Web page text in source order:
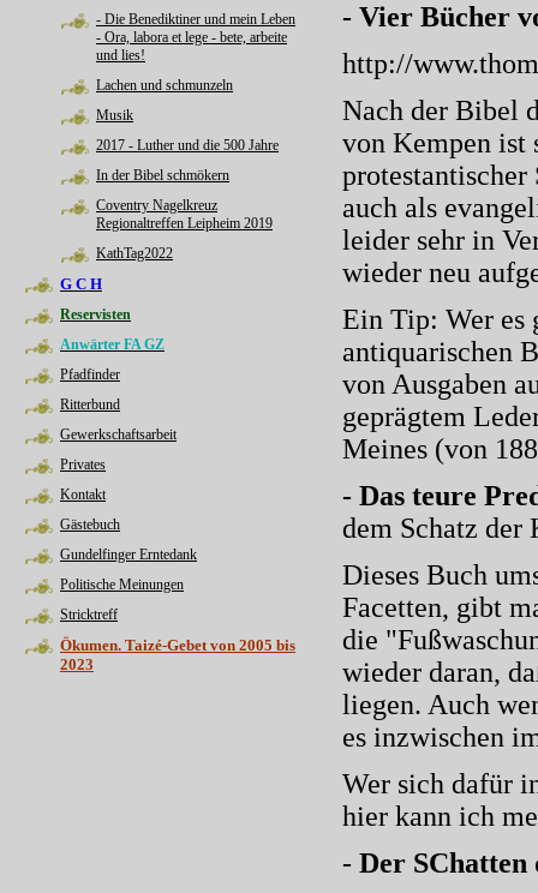
- Die Benediktiner und mein Leben
- Ora, labora et lege - bete, arbeite
und lies!
Lachen und schmunzeln
Musik
2017 - Luther und die 500 Jahre
In der Bibel schmökern
Coventry Nagelkreuz
Regionaltreffen Leipheim 2019
KathTag2022
G C H
Reservisten
Anwärter FA GZ
Pfadfinder
Ritterbund
Gewerkschaftsarbeit
Privates
Kontakt
Gästebuch
Gundelfinger Erntedank
Politische Meinungen
Stricktreff
Ökumen. Taizé-Gebet von 2005 bis
2023
- Vier Bücher
http://
Nach der Bibel
von Kempen ist
auch als
leider sehr in
wieder neu
Ein Tip: Wer es
antiquarischen
von Ausgaben
geprägtem
Meines (von
- Das teure
dem Schatz
Dieses Buch
Facetten, gibt
die
wieder daran,
liegen. Auch
es inzwischen
Wer sich dafür
hier kann ich
- Der SChatten